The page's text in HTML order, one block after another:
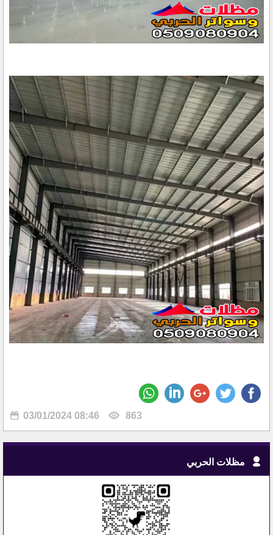
03/01/2024 08:46 863
مظلات الحربي